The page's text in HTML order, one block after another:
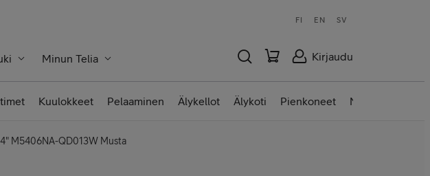
FI EN SV
Minun Telia Kirjaudu
Kuulokkeet Pelaaminen Älykellot Älykoti Pienkoneet Nettilaitteet
M5406NA-QD013W Musta